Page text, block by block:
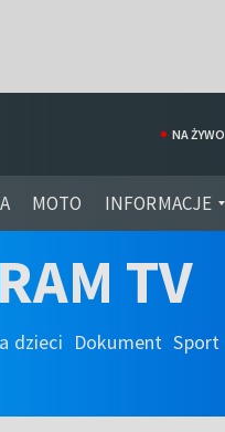
MOTO INFORMACJE
NA ŻYWO
TV
dzieci Dokument Sport